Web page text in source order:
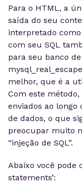
Para o HTML, a
saída do seu
interpretado como
com seu SQL
para seu banco
melhor, que é a
Com este
enviados ao longo
de dados, o que
preocupar muito
“injeção de SQL”.
Abaixo você pode
statements’: